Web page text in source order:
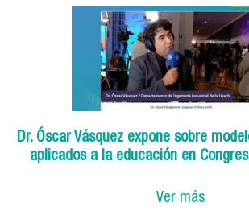
Dr. Óscar Vásquez expone sobre
aplicados a la educación en
Ver más